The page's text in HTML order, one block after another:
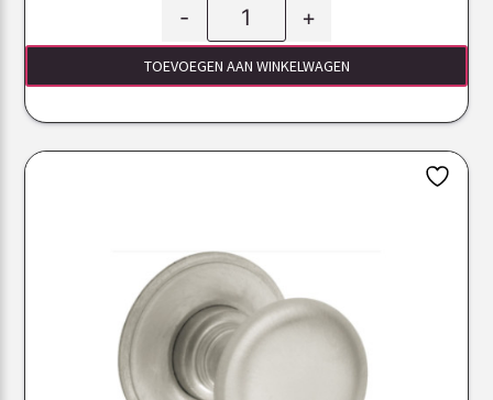
- +
TOEVOEGEN AAN WINKELWAGEN